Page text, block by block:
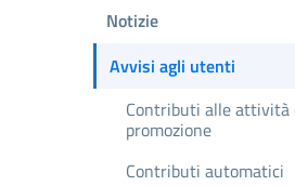
Notizie
Avvisi agli utenti
Contributi alle attività
promozione
Contributi automatici